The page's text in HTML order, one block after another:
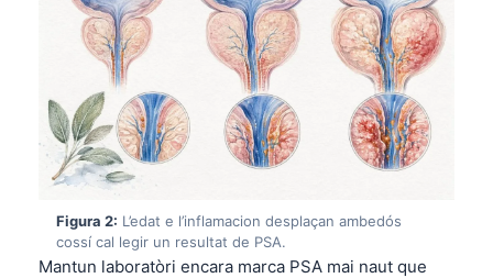
Figura 2: L’edat e l’inflamacion desplaçan ambedós
cossí cal legir un resultat de PSA.
Mantun laboratòri encara marca PSA mai naut que